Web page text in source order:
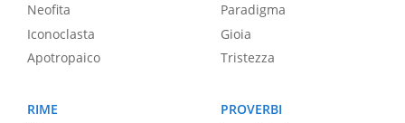
Neofita
Iconoclasta
Apotropaico
Paradigma
Gioia
Tristezza
RIME
PROVERBI